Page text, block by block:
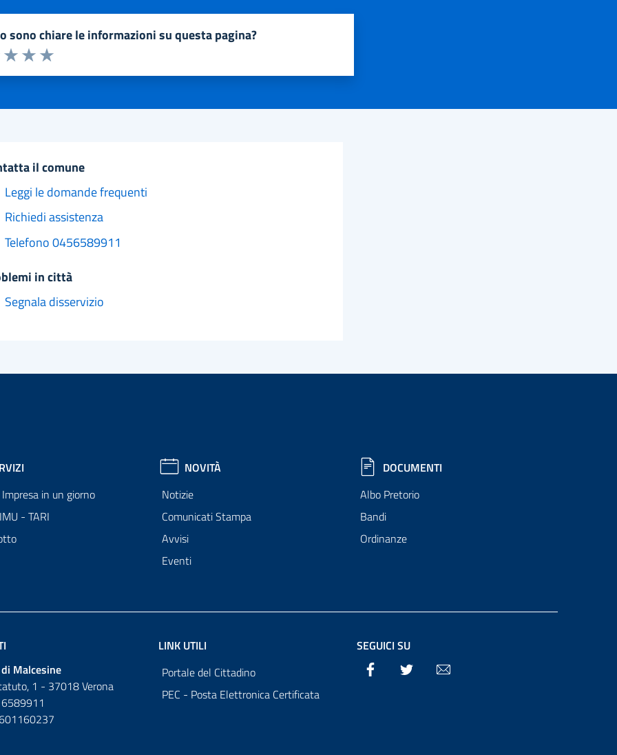
sono chiare le informazioni su questa pagina?
1 a 5 stelle la pagina
Valuta 5 stelle su 5
Valuta 4 stelle su 5
Valuta 3 stelle su 5
2 stelle su 5
stelle su 5
il comune
Leggi le domande frequenti
Richiedi assistenza
Telefono 0456589911
in città
Segnala disservizio
in un giorno
- TARI
NOVITÀ
Notizie
Comunicati Stampa
Avvisi
Eventi
DOCUMENTI
Albo Pretorio
Bandi
Ordinanze
Malcesine
1 - 37018 Verona
LINK UTILI
Portale del Cittadino
PEC - Posta Elettronica Certificata
SEGUICI SU
Facebook Twitter